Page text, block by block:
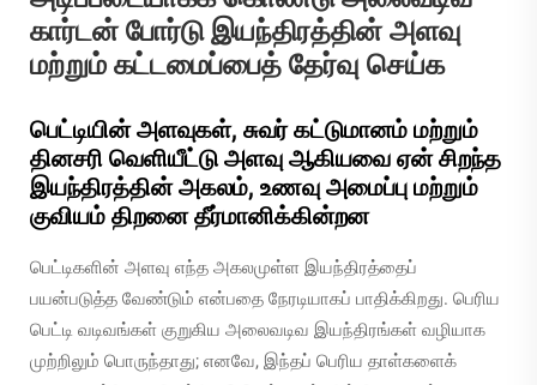
கார்டன் போர்டு இயந்திரத்தின் அளவு
மற்றும் கட்டமைப்பைத் தேர்வு செய்க
பெட்டியின் அளவுகள், சுவர் கட்டுமானம் மற்றும்
தினசரி வெளியீட்டு அளவு ஆகியவை ஏன் சிறந்த
இயந்திரத்தின் அகலம், உணவு அமைப்பு மற்றும்
குவியம் திறனை தீர்மானிக்கின்றன
பெட்டிகளின் அளவு எந்த அகலமுள்ள இயந்திரத்தைப்
பயன்படுத்த வேண்டும் என்பதை நேரடியாகப் பாதிக்கிறது. பெரிய
பெட்டி வடிவங்கள் குறுகிய அலைவடிவ இயந்திரங்கள் வழியாக
முற்றிலும் பொருந்தாது; எனவே, இந்தப் பெரிய தாள்களைக்